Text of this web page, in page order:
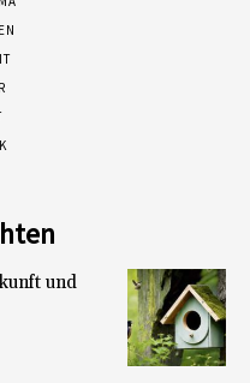
und